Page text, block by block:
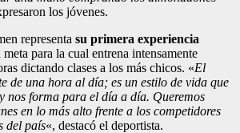
los jóvenes.
representa su primera experiencia
meta para la cual entrena intensamente
dictando clases a los más chicos. «El
de una hora al día; es un estilo de vida que
nos forma para el día a día. Queremos
en lo más alto frente a los competidores
del país«, destacó el deportista.